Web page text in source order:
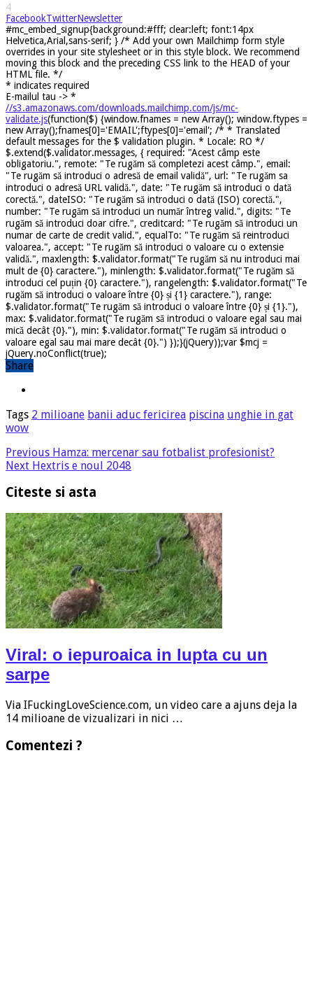
4
FacebookTwitterNewsletter
#mc_embed_signup{background:#fff; clear:left; font:14px
Helvetica,Arial,sans-serif; } /* Add your own Mailchimp form style
overrides in your site stylesheet or in this style block. We recommend
moving this block and the preceding CSS link to the HEAD of your
HTML file. */
* indicates required
E-mailul tau -> *
//s3.amazonaws.com/downloads.mailchimp.com/js/mc-
validate.js(function($) {window.fnames = new Array(); window.ftypes =
new Array();fnames[0]='EMAIL';ftypes[0]='email'; /* * Translated
default messages for the $ validation plugin. * Locale: RO */
$.extend($.validator.messages, { required: "Acest câmp este
obligatoriu.", remote: "Te rugăm să completezi acest câmp.", email:
"Te rugăm să introduci o adresă de email validă", url: "Te rugăm sa
introduci o adresă URL validă.", date: "Te rugăm să introduci o dată
corectă.", dateISO: "Te rugăm să introduci o dată (ISO) corectă.",
number: "Te rugăm să introduci un număr întreg valid.", digits: "Te
rugăm să introduci doar cifre.", creditcard: "Te rugăm să introduci un
numar de carte de credit valid.", equalTo: "Te rugăm să reintroduci
valoarea.", accept: "Te rugăm să introduci o valoare cu o extensie
validă.", maxlength: $.validator.format("Te rugăm să nu introduci mai
mult de {0} caractere."), minlength: $.validator.format("Te rugăm să
introduci cel puțin {0} caractere."), rangelength: $.validator.format("Te
rugăm să introduci o valoare între {0} și {1} caractere."), range:
$.validator.format("Te rugăm să introduci o valoare între {0} și {1}."),
max: $.validator.format("Te rugăm să introduci o valoare egal sau mai
mică decât {0}."), min: $.validator.format("Te rugăm să introduci o
valoare egal sau mai mare decât {0}.") });}(jQuery));var $mcj =
jQuery.noConflict(true);
Share
Tags 2 milioane banii aduc fericirea piscina unghie in gat
wow
Previous Hamza: mercenar sau fotbalist profesionist?
Next Hextris e noul 2048
Citeste si asta
Viral: o iepuroaica in lupta cu un
sarpe
Via IFuckingLoveScience.com, un video care a ajuns deja la
14 milioane de vizualizari in nici …
Comentezi ?